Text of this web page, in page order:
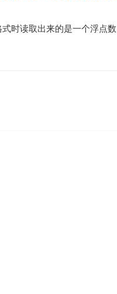
时读取出来的是一个浮点